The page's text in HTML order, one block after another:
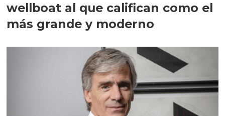
wellboat al que califican como el
más grande y moderno